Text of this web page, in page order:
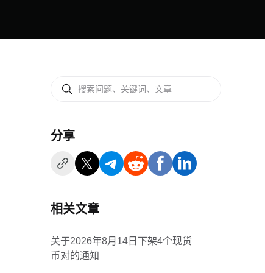
分享
相关文章
关于2026年8月14日下架4个现货
币对的通知